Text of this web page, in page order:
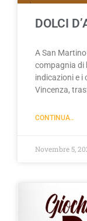
DOLCI
A San
compagnia di
indicazioni e i
Vincenza,
CONTINUA..
Novembre 5,